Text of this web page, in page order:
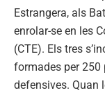
Estrangera, als
enrolar-se en les
(CTE). Els tres
formades per 250
defensives. Quan